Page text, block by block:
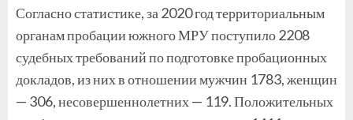
Согласно статистике, за 2020 год территориальным
органам пробации южного МРУ поступило 2208
судебных требований по подготовке пробационных
докладов, из них в отношении мужчин 1783, женщин
— 306, несовершеннолетних — 119. Положительных